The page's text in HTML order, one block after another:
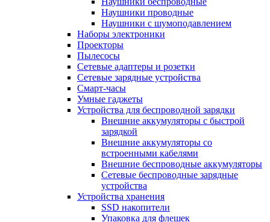
Наушники проводные
Наушники с шумоподавлением
Наборы электроники
Проекторы
Пылесосы
Сетевые адаптеры и розетки
Сетевые зарядные устройства
Смарт-часы
Умные гаджеты
Устройства для беспроводной зарядки
Внешние аккумуляторы с быстрой
зарядкой
Внешние аккумуляторы со
встроенными кабелями
Внешние беспроводные аккумуляторы
Сетевые беспроводные зарядные
устройства
Устройства хранения
SSD накопители
Упаковка для флешек